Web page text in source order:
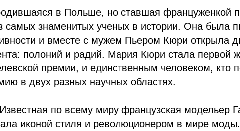
в Польше, но ставшая француженкой
самых знаменитых ученых в истории. Она была
и вместе с мужем Пьером Кюри открыла
полоний и радий. Мария Кюри стала первой
премии, и единственным человеком, кто
в двух разных научных областях.
по всему миру французская модельер
иконой стиля и революционером в мире